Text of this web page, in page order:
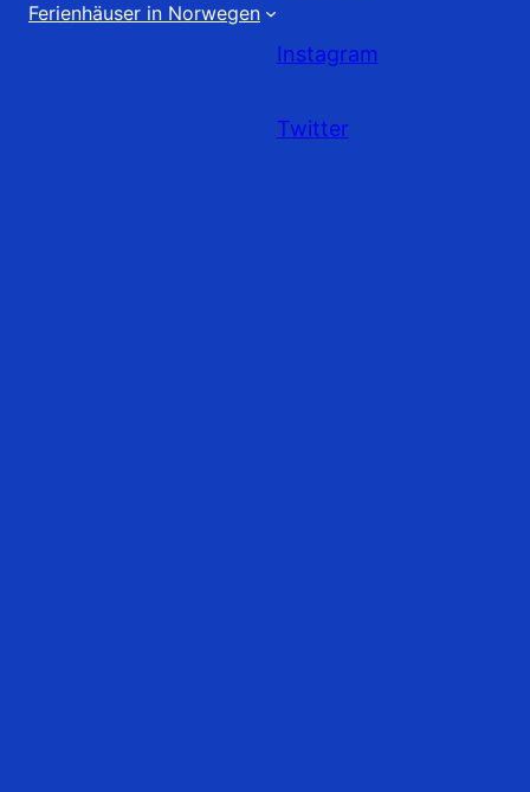
Ferienhäuser in Norwegen
Instagram
Twitter